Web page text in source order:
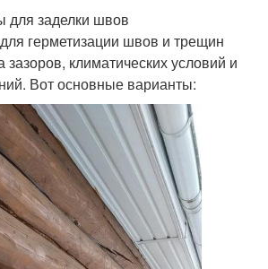
заделки швов
герметизации швов и трещин
зазоров, климатических условий и
Вот основные варианты: